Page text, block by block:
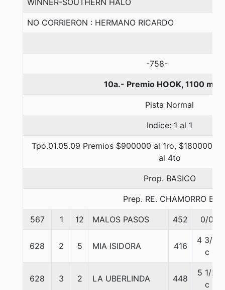
WINNER-SOUTHERN HALO
NO CORRIERON : HERMANO RICARDO
-758-
10a.- Premio HOOK, 1100
Pista Normal
Indice: 1 al 1
Tpo.01.05.09 Premios $900000 al 1ro, $180000
al 4to
Prop. BASICO
Prep. RE. CHAMORRO B.
567 1 12 MALOS PASOS 452 0/0
628 2 5 MIA ISIDORA 416
4 3/4
c
628 3 2 LA UBERLINDA 448
5 1/2
c